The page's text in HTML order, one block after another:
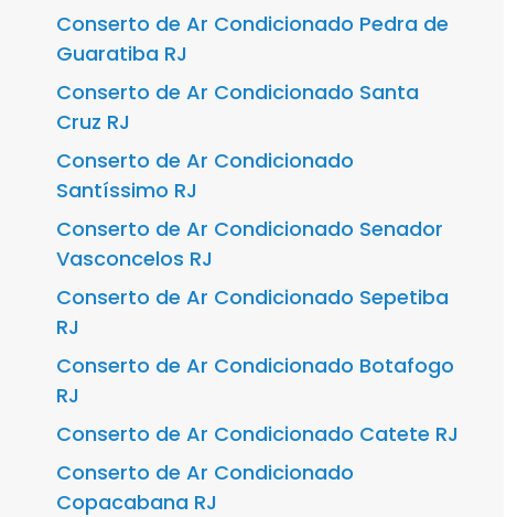
Conserto de Ar Condicionado Pedra de
Guaratiba RJ
Conserto de Ar Condicionado Santa
Cruz RJ
Conserto de Ar Condicionado
Santíssimo RJ
Conserto de Ar Condicionado Senador
Vasconcelos RJ
Conserto de Ar Condicionado Sepetiba
RJ
Conserto de Ar Condicionado Botafogo
RJ
Conserto de Ar Condicionado Catete RJ
Conserto de Ar Condicionado
Copacabana RJ